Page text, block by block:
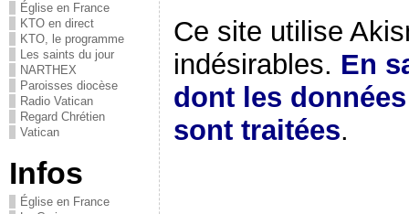
Église en France
KTO en direct
KTO, le programme
Les saints du jour
NARTHEX
Paroisses diocèse
Radio Vatican
Regard Chrétien
Vatican
Infos
Église en France
Ce site utilise
indésirables. En
dont les
sont traitées.